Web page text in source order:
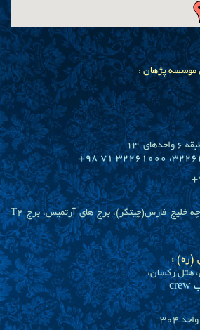
موسسه پژهان :
13
منطقه 22، ضلع شمالی دریاچه خلیج فارس(چیتگر)، برج های آرتمیس، برج T2
(ره) :
هتل رکسان،
304